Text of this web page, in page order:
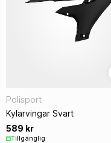
Polisport
Kylarvingar Svart
589 kr
Tillgänglig